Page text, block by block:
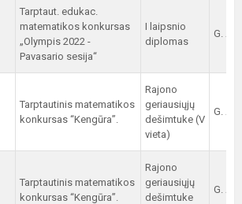
Tarptaut. edukac.
matematikos konkursas
„Olympis 2022 -
Pavasario sesija“
I laipsnio
diplomas
G.
Tarptautinis matematikos
konkursas “Kengūra”.
Rajono
geriausiųjų
dešimtuke (V
vieta)
G.
Tarptautinis matematikos
konkursas “Kengūra”.
Rajono
geriausiųjų
dešimtuke
G.